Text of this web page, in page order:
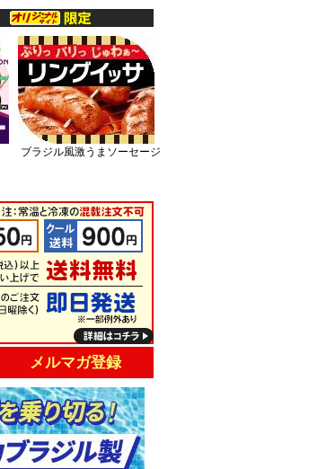
ブラジル風激うまソーセージ
メルマガ登録